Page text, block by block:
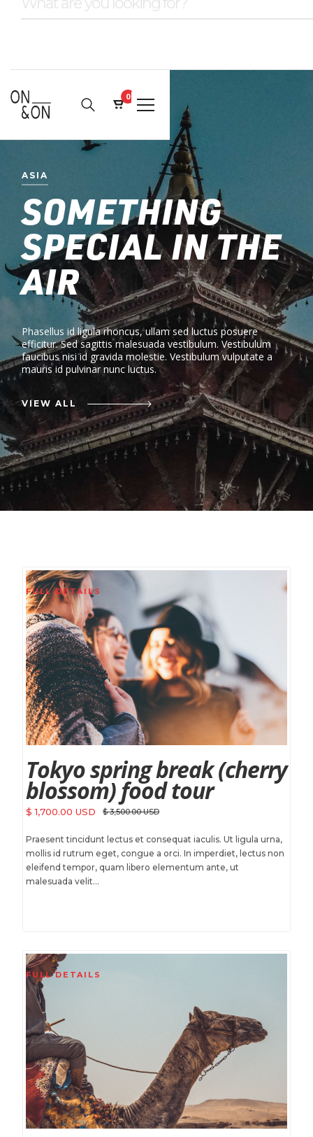
0
ASIA
SOMETHING
SPECIAL IN THE
AIR
Phasellus id ligula rhoncus, ullam sed luctus posuere
efficitur. Sed sagittis malesuada vestibulum. Vestibulum
faucibus nisi id gravida molestie. Vestibulum vulputate a
mauris id pulvinar nunc luctus.
VIEW ALL
Tokyo spring break (cherry
blossom) food tour
$ 1,700.00 USD $ 3,500.00 USD
Praesent tincidunt lectus et consequat iaculis. Ut ligula urna,
mollis id rutrum eget, congue a orci. In imperdiet, lectus non
eleifend tempor, quam libero elementum ante, ut
malesuada velit...
FULL DETAILS
FULL DETAILS